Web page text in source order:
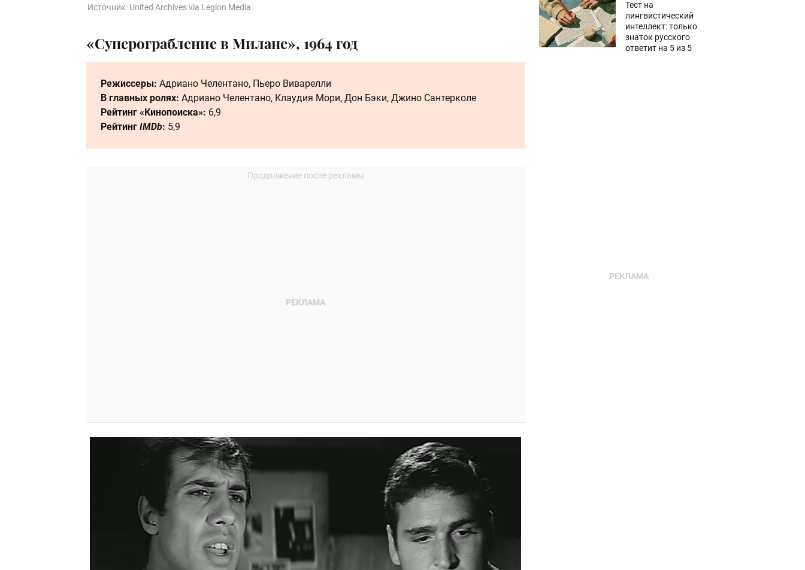
Источник: United Archives via Legion Media
«Суперограбление в Милане», 1964 год
Режиссеры: Адриано Челентано, Пьеро Виварелли
В главных ролях: Адриано Челентано, Клаудия Мори, Дон Бэки, Джино Сантерколе
Рейтинг «Кинопоиска»: 6,9
Рейтинг IMDb: 5,9
Тест на
лингвистический
интеллект: только
знаток русского
ответит на 5 из 5